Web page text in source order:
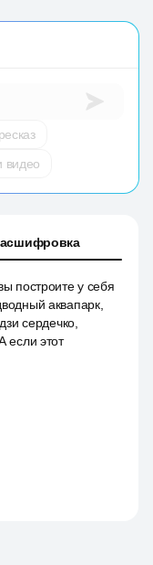
видео
построите у себя
аквапарк,
сердечко,
если этот